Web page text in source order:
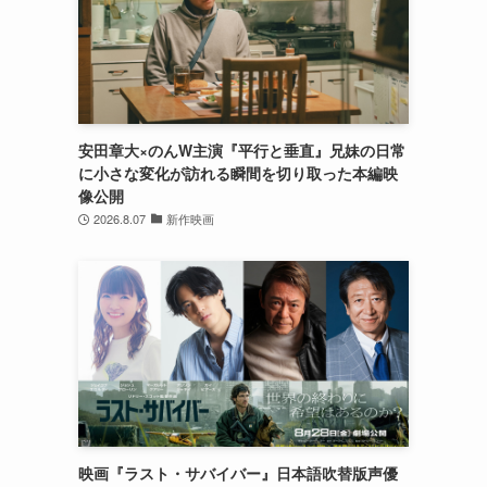
安田章大×のんW主演『平行と垂直』兄妹の日常
に小さな変化が訪れる瞬間を切り取った本編映
像公開
2026.8.07 新作映画
映画『ラスト・サバイバー』日本語吹替版声優